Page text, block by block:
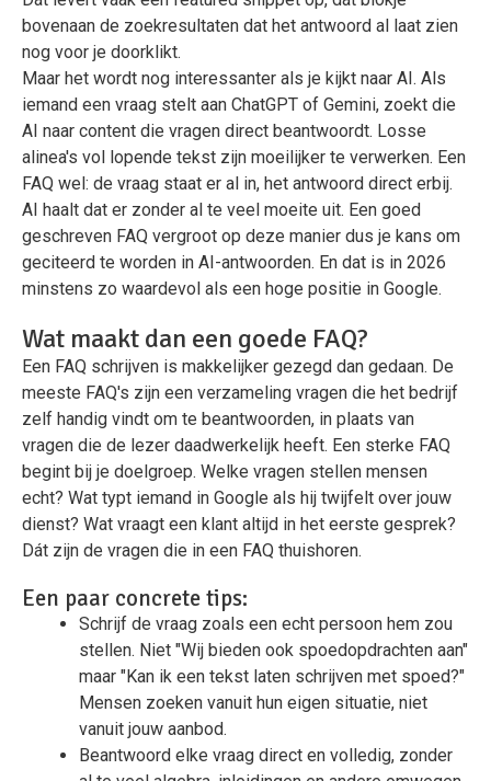
bovenaan de zoekresultaten dat het antwoord al laat zien
nog voor je doorklikt.
Maar het wordt nog interessanter als je kijkt naar AI. Als
iemand een vraag stelt aan ChatGPT of Gemini, zoekt die
AI naar content die vragen direct beantwoordt. Losse
alinea's vol lopende tekst zijn moeilijker te verwerken. Een
FAQ wel: de vraag staat er al in, het antwoord direct erbij.
AI haalt dat er zonder al te veel moeite uit. Een goed
geschreven FAQ vergroot op deze manier dus je kans om
geciteerd te worden in AI-antwoorden. En dat is in 2026
minstens zo waardevol als een hoge positie in Google.
Wat maakt dan een goede FAQ?
Een FAQ schrijven is makkelijker gezegd dan gedaan. De
meeste FAQ's zijn een verzameling vragen die het bedrijf
zelf handig vindt om te beantwoorden, in plaats van
vragen die de lezer daadwerkelijk heeft. Een sterke FAQ
begint bij je doelgroep. Welke vragen stellen mensen
echt? Wat typt iemand in Google als hij twijfelt over jouw
dienst? Wat vraagt een klant altijd in het eerste gesprek?
Dát zijn de vragen die in een FAQ thuishoren.
Een paar concrete tips:
Schrijf de vraag zoals een echt persoon hem zou
stellen. Niet "Wij bieden ook spoedopdrachten aan"
maar "Kan ik een tekst laten schrijven met spoed?"
Mensen zoeken vanuit hun eigen situatie, niet
vanuit jouw aanbod.
Beantwoord elke vraag direct en volledig, zonder